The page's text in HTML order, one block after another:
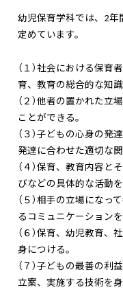
幼児保育学科では、2年
定めています。
（１）社会における保
育、教育の総合的な知
（２）他者の置かれた
ことができる。
（３）子どもの心身の
発達に合わせた適切な
（４）保育、教育内容
びなどの具体的な活動
（５）相手の立場にな
るコミュニケーション
（６）保育、幼児教育
身につける。
（７）子どもの最善の
立案、実施する技術を身